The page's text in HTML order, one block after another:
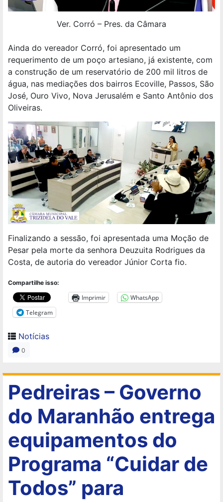
Ver. Corró – Pres. da Câmara
Ainda do vereador Corró, foi apresentado um
requerimento de um poço artesiano, já existente, com
a construção de um reservatório de 200 mil litros de
água, nas mediações dos bairros Ecoville, Passos, São
José, Ouro Vivo, Nova Jerusalém e Santo Antônio dos
Oliveiras.
Finalizando a sessão, foi apresentada uma Moção de
Pesar pela morte da senhora Deuzuita Rodrigues da
Costa, de autoria do vereador Júnior Corta fio.
Compartilhe isso:
Imprimir
WhatsApp
Telegram
Notícias
0
Pedreiras – Governo
do Maranhão entrega
equipamentos do
Programa “Cuidar de
Todos” para